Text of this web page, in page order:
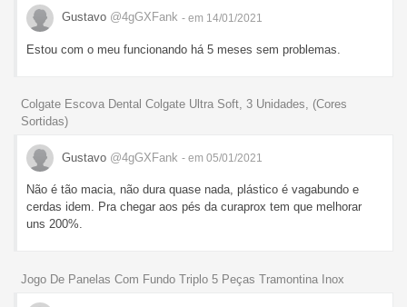
Gustavo @4gGXFank - em 14/01/2021
Estou com o meu funcionando há 5 meses sem problemas.
Colgate Escova Dental Colgate Ultra Soft, 3 Unidades, (Cores
Sortidas)
Gustavo @4gGXFank - em 05/01/2021
Não é tão macia, não dura quase nada, plástico é vagabundo e
cerdas idem. Pra chegar aos pés da curaprox tem que melhorar
uns 200%.
Jogo De Panelas Com Fundo Triplo 5 Peças Tramontina Inox